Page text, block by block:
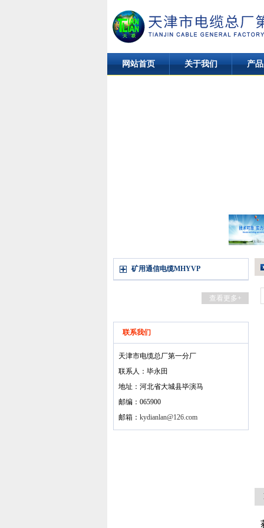
网站首页 关于我们 产
矿用通信电缆MHYVP
查看更多+
联系我们
天津市电缆总厂第一分厂
联系人：毕永田
地址：河北省大城县毕演马
邮编：065900
邮箱： kydianlan@126.com